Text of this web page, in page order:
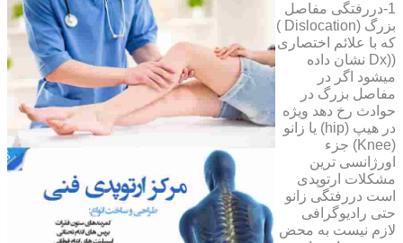
1-دررفتگی مفاصل
بزرگ (Dislocation )
که با علائم اختصاری
((Dx نشان داده
میشود اگر در
مفاصل بزرگ در
حوادث رخ دهد ویژه
در هیپ (hip) یا زانو
(Knee) جزء
اورژانسی ترین
مشکلات ارتوپدی
است دررفتگی زانو
حتی رادیوگرافی
لازم نیست به محض